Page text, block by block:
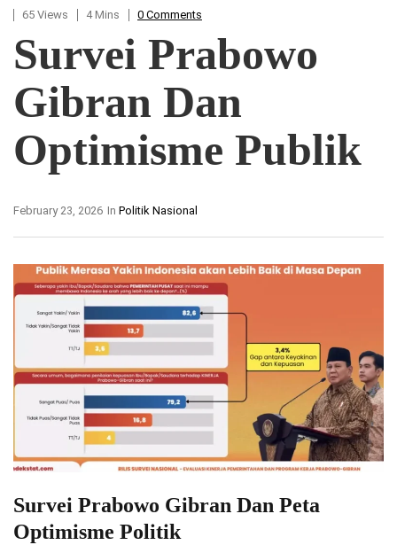
65 Views
4 Mins 0 Comments
Survei Prabowo
Gibran Dan
Optimisme Publik
In Politik Nasional
February 23, 2026
Survei Prabowo Gibran Dan Peta
Optimisme Politik